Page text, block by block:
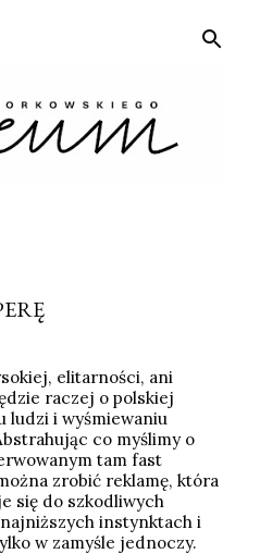
elitarności, ani
raczej o polskiej
ludzi i wyśmiewaniu
co myślimy o
tam fast
zrobić reklamę, która
się do szkodliwych
instynktach i
w zamyśle jednoczy.